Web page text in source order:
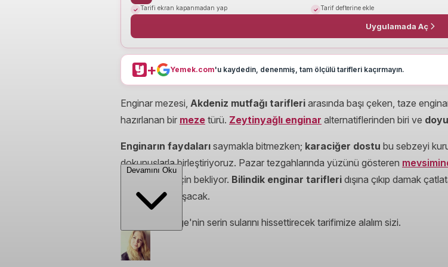
Tarifi ekran kapanmadan yap Tarif defterine ekle
Uygulamada Aç
+ Yemek.com'u kaydedin, denenmiş, tam ölçülü tarifleri kaçırmayın.
Enginar mezesi, Akdeniz mutfağı tarifleri arasında başı çeken, taze
hazırlanan bir meze türü. Zeytinyağlı enginar alternatiflerinden biri ve
Enginarın faydaları saymakla bitmezken; karaciğer dostu bu sebzeyi
dokunuşlarla birleştiriyoruz. Pazar tezgahlarında yüzünü gösteren
taçlandırmak için bekliyor. Bilindik enginar tarifleri dışına çıkıp damak
yardımınıza koşacak.
Her çatalda Ege'nin serin sularını hissettirecek tarifimize alalım sizi.
Devamını Oku